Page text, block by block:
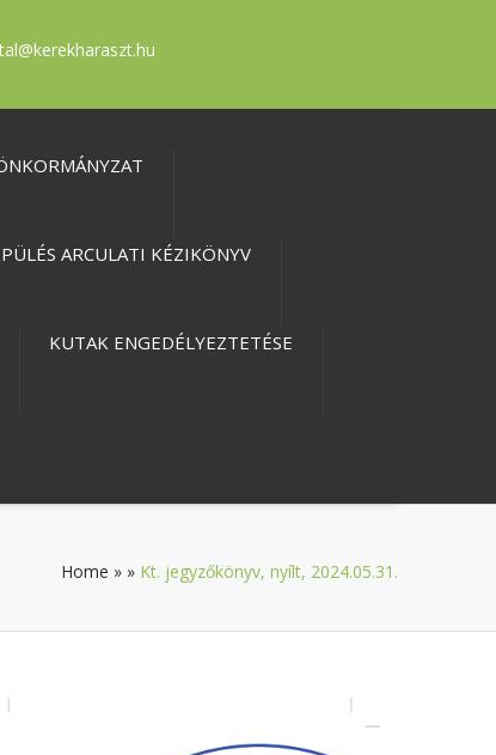
ARCULATI KÉZIKÖNYV
KUTAK ENGEDÉLYEZTETÉSE
Home » » Kt. jegyzőkönyv, nyílt, 2024.05.31.